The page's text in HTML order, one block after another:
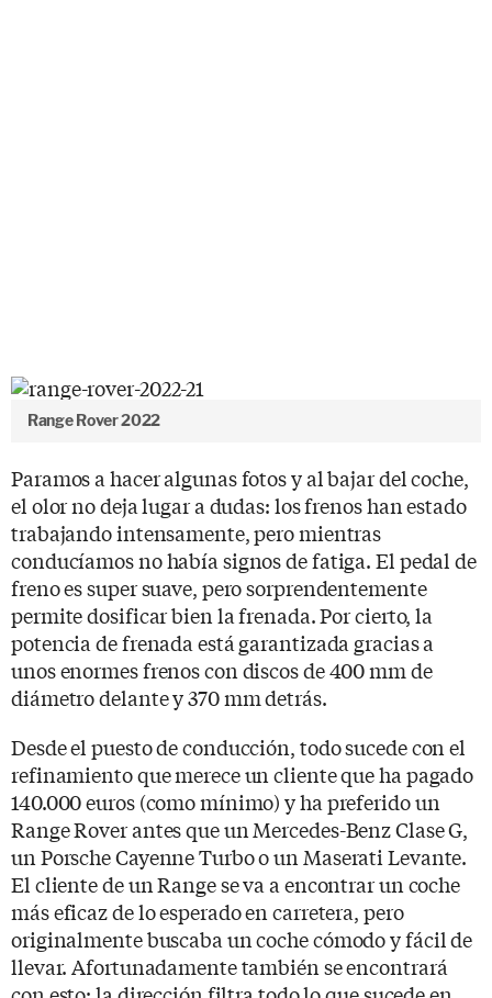
Range Rover 2022
Paramos a hacer algunas fotos y al bajar del coche,
el olor no deja lugar a dudas: los frenos han estado
trabajando intensamente, pero mientras
conducíamos no había signos de fatiga. El pedal de
freno es super suave, pero sorprendentemente
permite dosificar bien la frenada. Por cierto, la
potencia de frenada está garantizada gracias a
unos enormes frenos con discos de 400 mm de
diámetro delante y 370 mm detrás.
Desde el puesto de conducción, todo sucede con el
refinamiento que merece un cliente que ha pagado
140.000 euros (como mínimo) y ha preferido un
Range Rover antes que un Mercedes-Benz Clase G,
un Porsche Cayenne Turbo o un Maserati Levante.
El cliente de un Range se va a encontrar un coche
más eficaz de lo esperado en carretera, pero
originalmente buscaba un coche cómodo y fácil de
llevar. Afortunadamente también se encontrará